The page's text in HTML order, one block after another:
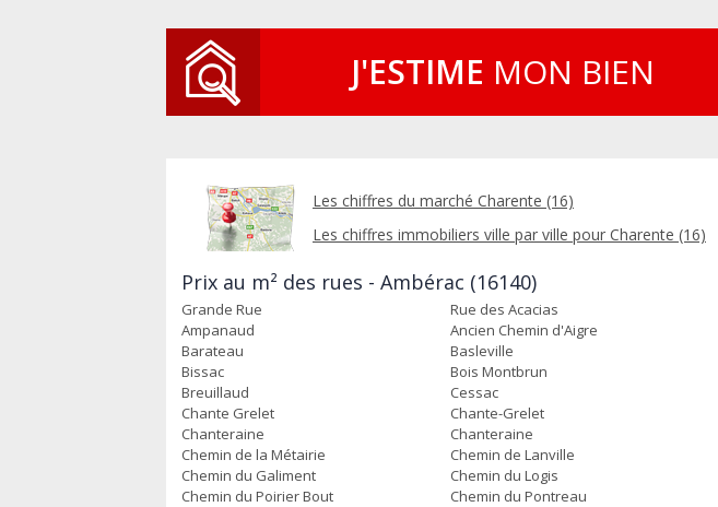
J'ESTIME MON BIEN
Les chiffres du marché Charente (16)
Les chiffres immobiliers ville par ville pour Charente (16)
Prix au m² des rues - Ambérac (16140)
Grande Rue Rue des Acacias
Ampanaud
Ancien Chemin d'Aigre
Barateau
Basleville
Bissac
Bois Montbrun
Breuillaud
Cessac
Chante Grelet
Chante-Grelet
Chanteraine
Chanteraine
Chemin de la Métairie
Chemin de Lanville
Chemin du Galiment
Chemin du Logis
Chemin du Poirier Bout
Chemin du Pontreau